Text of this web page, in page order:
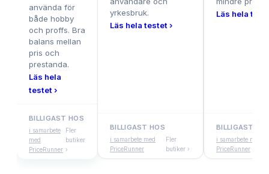
använda för
både hobby
och proffs. Bra
balans mellan
pris och
prestanda.
Läs hela
testet ›
BILLIGAST HOS
i samarbete
med
PriceRunner
Fler
butiker
›
yrkesbruk.
Läs hela testet ›
BILLIGAST HOS
i samarbete med
PriceRunner
Fler
butiker ›
Läs hela
BILLIGAST
i samarbete med
PriceRunner